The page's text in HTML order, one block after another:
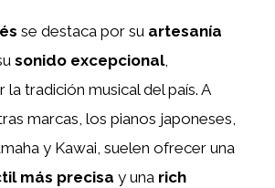
se destaca por su artesanía
sonido excepcional,
tradición musical del país. A
marcas, los pianos japoneses,
y Kawai, suelen ofrecer una
más precisa y una rich